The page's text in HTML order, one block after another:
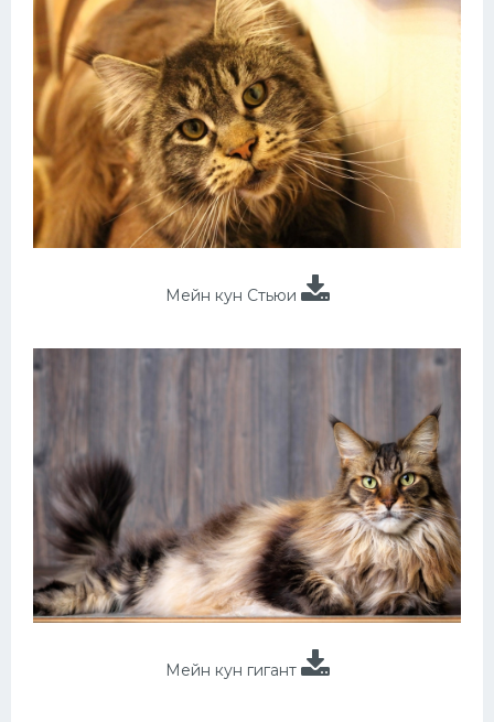
Мейн кун Стьюи
Мейн кун гигант